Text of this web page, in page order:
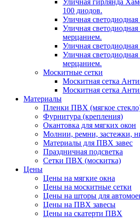
Уличная гирлянда
100 диодов.
Уличная светодиодная
Уличная светодиодная
мерцанием.
Уличная
Уличная
мерцанием.
Москитные сетки
Москитная сетка
Москитная сетка
Материалы
Пленки ПВХ (мягкое
Фурнитура (крепления)
Окантовка для мягких окон
Молнии, ремни, застежки,
Материалы для ПВХ завес
Праздничная подсветка
Сетки ПВХ (москитка)
Цены
Цены на мягкие окна
Цены на москитные сетки
Цены на шторы для
Цены на ПВХ завесы
Цены на скатерти ПВХ